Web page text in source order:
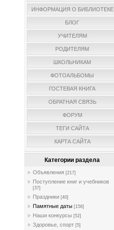
ИНФОРМАЦИЯ О БИБЛИОТЕКЕ
БЛОГ
УЧИТЕЛЯМ
РОДИТЕЛЯМ
ШКОЛЬНИКАМ
ФОТОАЛЬБОМЫ
ГОСТЕВАЯ КНИГА
ОБРАТНАЯ СВЯЗЬ
ФОРУМ
ТЕГИ САЙТА
КАРТА САЙТА
Категории раздела
Объявления [217]
Поступление книг и учебников
[37]
Праздники [40]
Памятные даты [156]
Наши конкурсы [52]
Здоровье, спорт [5]